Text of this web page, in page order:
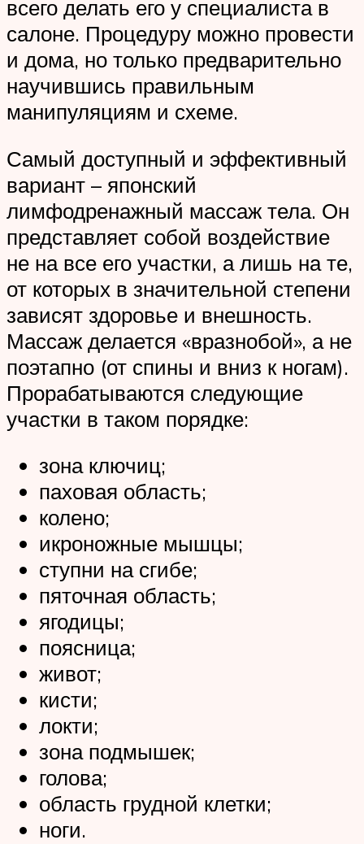
всего делать его у специалиста в
салоне. Процедуру можно провести
и дома, но только предварительно
научившись правильным
манипуляциям и схеме.
Самый доступный и эффективный
вариант – японский
лимфодренажный массаж тела. Он
представляет собой воздействие
не на все его участки, а лишь на те,
от которых в значительной степени
зависят здоровье и внешность.
Массаж делается «вразнобой», а не
поэтапно (от спины и вниз к ногам).
Прорабатываются следующие
участки в таком порядке:
зона ключиц;
паховая область;
колено;
икроножные мышцы;
ступни на сгибе;
пяточная область;
ягодицы;
поясница;
живот;
кисти;
локти;
зона подмышек;
голова;
область грудной клетки;
ноги.